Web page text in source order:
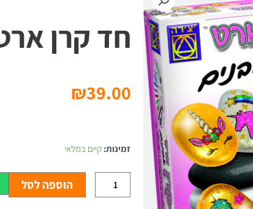
חד קרן
₪39.00
זמינות: קיים במלאי
חד
אבנים
הוספה לסל